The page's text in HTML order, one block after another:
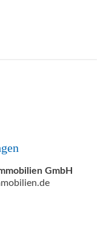
GmbH